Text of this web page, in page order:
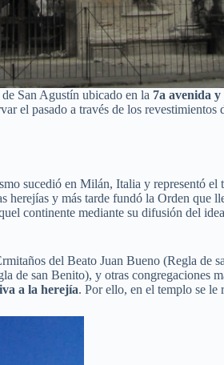
San Agustín ubicado en la 7a avenida y
el pasado a través de los
sucedió en Milán, Italia y representó el
y más tarde fundó la Orden
continente mediante su difusión del
del Beato Juan Bueno (Regla
san Benito), y otras congregaciones
a la herejía. Por ello, en el templo se le